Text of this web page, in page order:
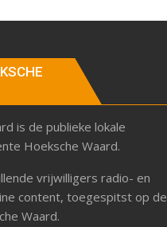
is de publieke lokale
Hoeksche Waard.
vrijwilligers radio- en
content, toegespitst op de
Waard.